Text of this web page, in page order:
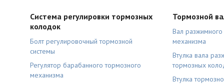
Система регулировки тормозных
колодок
Болт регулировочный тормозной
системы
Регулятор барабанного тормозного
механизма
Тормозной
Вал разжимного
механизма
Втулка вала
тормозных
Втулка